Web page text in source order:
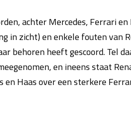
achter Mercedes, Ferrari en
in zicht) en enkele fouten van
behoren heeft gescoord. Tel
en ineens staat
en Haas over een sterkere